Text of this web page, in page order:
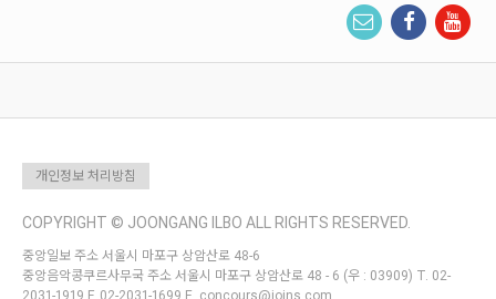
개인정보 처리방침
COPYRIGHT © JOONGANG ILBO ALL RIGHTS RESERVED.
중앙일보 주소 서울시 마포구 상암산로 48-6
중앙음악콩쿠르사무국 주소 서울시 마포구 상암산로 48 - 6 (우 : 03909) T. 02-
2031-1919 F. 02-2031-1699 E. concours@joins.com